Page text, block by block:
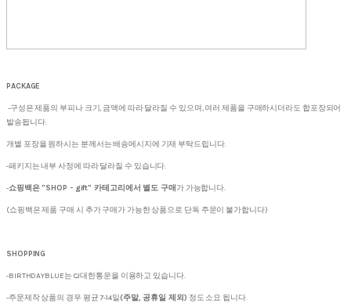
PACKAGE
-구성은 제품의 부피나 크기, 금액에 따라 달라질 수 있으며, 여러 제품을 구매하시더라도 합포장되어
발송됩니다.
개별 포장을 원하시는 분께서는 배송메시지에 기재 부탁드립니다.
-패키지는 내부 사정에 따라 달라질 수 있습니다.
-쇼핑백은 "SHOP - gift" 카테고리에서 별도 구매 가 가능합니다.
(쇼핑백은 제품 구매 시 추가 구매가 가능한 상품으로 단독 주문이 불가합니다)
SHOPPING
-BIRTHDAYBLUE는 CJ대한통운을 이용하고 있습니다.
-주문제작 상품의 경우 평균 7-14일(주말, 공휴일 제외) 정도 소요 됩니다.